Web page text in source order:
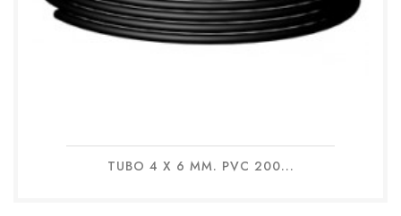
TUBO 4 X 6 MM. PVC 200...